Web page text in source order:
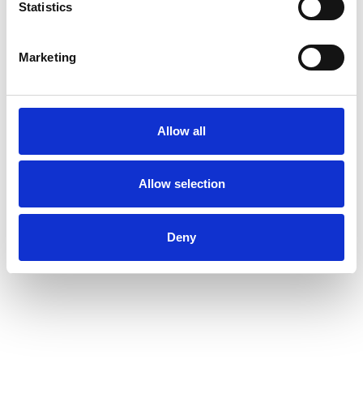
Statistics
Marketing
Allow all
Allow selection
Deny